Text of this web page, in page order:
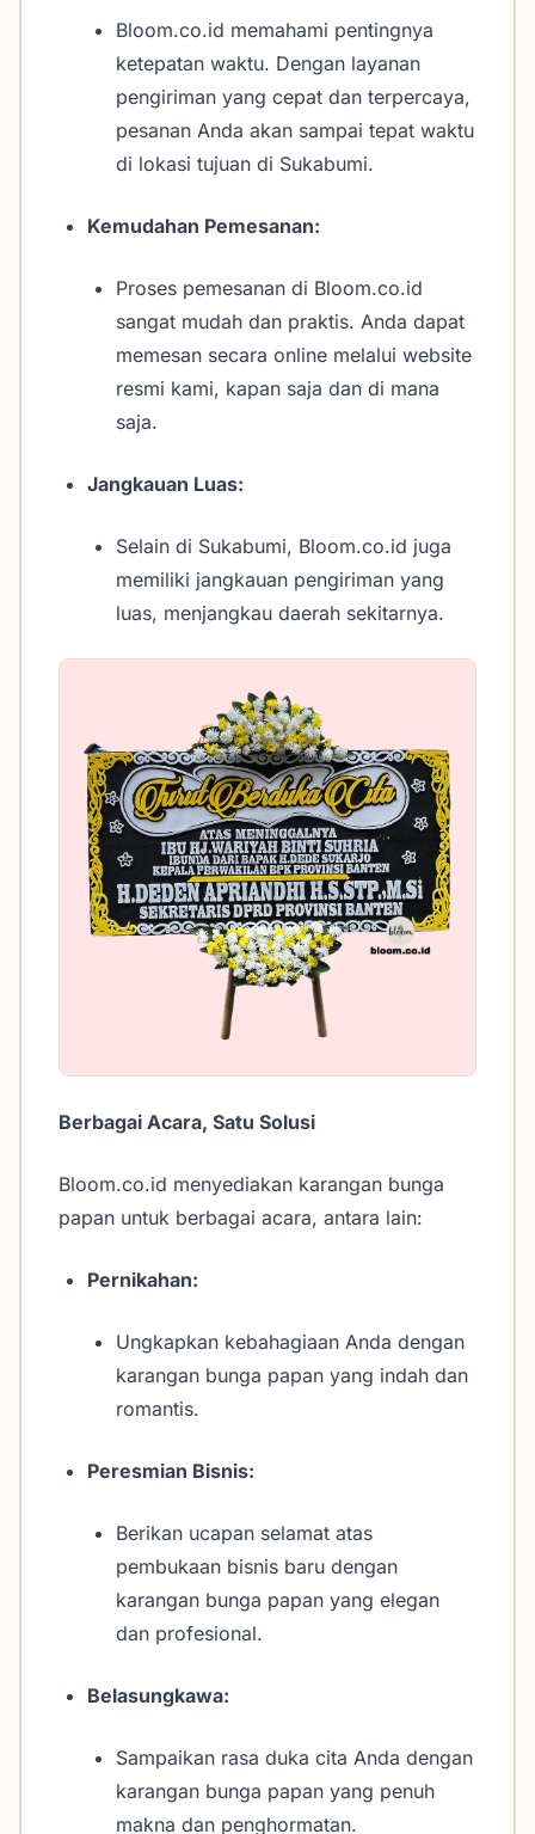
Bloom.co.id memahami pentingnya
ketepatan waktu. Dengan layanan
pengiriman yang cepat dan terpercaya,
pesanan Anda akan sampai tepat waktu
di lokasi tujuan di Sukabumi.
Kemudahan Pemesanan:
Proses pemesanan di Bloom.co.id
sangat mudah dan praktis. Anda dapat
memesan secara online melalui website
resmi kami, kapan saja dan di mana
saja.
Jangkauan Luas:
Selain di Sukabumi, Bloom.co.id juga
memiliki jangkauan pengiriman yang
luas, menjangkau daerah sekitarnya.
Berbagai Acara, Satu Solusi
Bloom.co.id menyediakan karangan bunga
papan untuk berbagai acara, antara lain:
Pernikahan:
Ungkapkan kebahagiaan Anda dengan
karangan bunga papan yang indah dan
romantis.
Peresmian Bisnis:
Berikan ucapan selamat atas
pembukaan bisnis baru dengan
karangan bunga papan yang elegan
dan profesional.
Belasungkawa:
Sampaikan rasa duka cita Anda dengan
karangan bunga papan yang penuh
makna dan penghormatan.